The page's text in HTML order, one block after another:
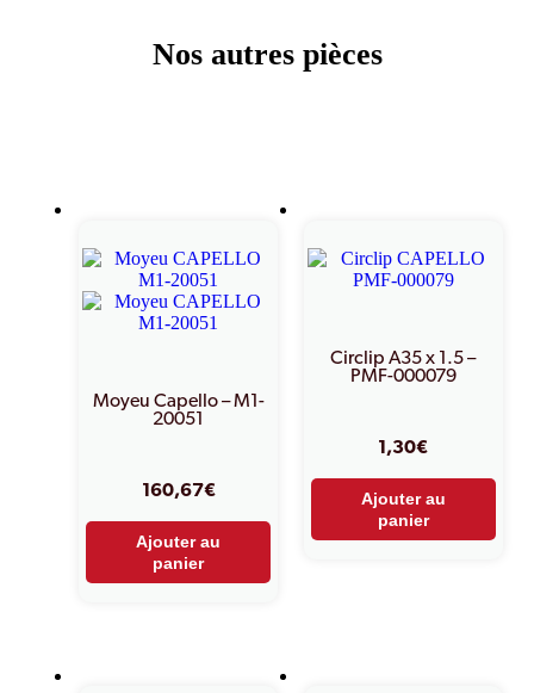
Nos autres pièces
Moyeu Capello – M1-
20051
160,67€
Ajouter au
panier
Circlip A35 x 1.5 –
PMF-000079
1,30€
Ajouter au
panier